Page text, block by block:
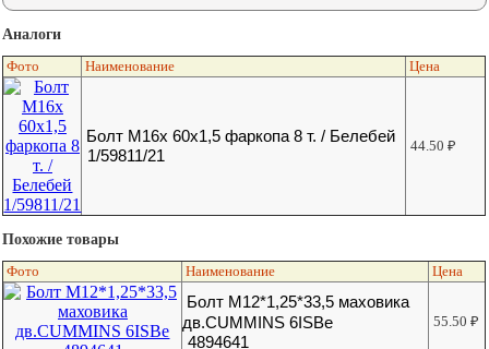
Аналоги
Фото Наименование Цена
Болт М16х 60х1,5 фаркопа 8 т. / Белебей
1/59811/21
44.50₽
Похожие товары
Фото Наименование Цена
Болт M12*1,25*33,5 маховика
дв.CUMMINS 6ISBe
4894641
55.50₽